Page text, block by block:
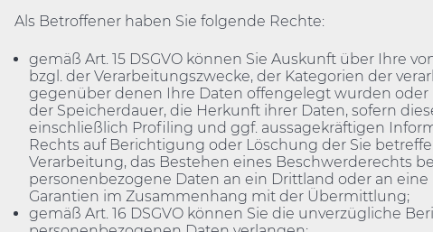
Als Betroffener haben Sie folgende Rechte:
gemäß Art. 15 DSGVO können Sie Auskunft über Ihre
bzgl. der Verarbeitungszwecke, der Kategorien der
gegenüber denen Ihre Daten offengelegt wurden
der Speicherdauer, die Herkunft ihrer Daten, sofern
einschließlich Profiling und ggf. aussagekräftigen
Rechts auf Berichtigung oder Löschung der Sie
Verarbeitung, das Bestehen eines Beschwerderechts
personenbezogene Daten an ein Drittland oder an
Garantien im Zusammenhang mit der Übermittlung;
gemäß Art. 16 DSGVO können Sie die unverzügliche